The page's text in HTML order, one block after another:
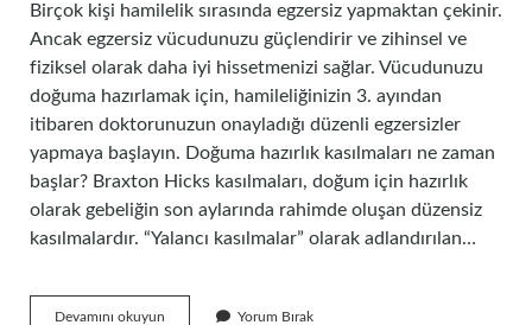
Birçok kişi hamilelik sırasında egzersiz yapmaktan çekinir.
Ancak egzersiz vücudunuzu güçlendirir ve zihinsel ve
fiziksel olarak daha iyi hissetmenizi sağlar. Vücudunuzu
doğuma hazırlamak için, hamileliğinizin 3. ayından
itibaren doktorunuzun onayladığı düzenli egzersizler
yapmaya başlayın. Doğuma hazırlık kasılmaları ne zaman
başlar? Braxton Hicks kasılmaları, doğum için hazırlık
olarak gebeliğin son aylarında rahimde oluşan düzensiz
kasılmalardır. “Yalancı kasılmalar” olarak adlandırılan…
Devamını okuyun Doğuma
Yorum Bırak